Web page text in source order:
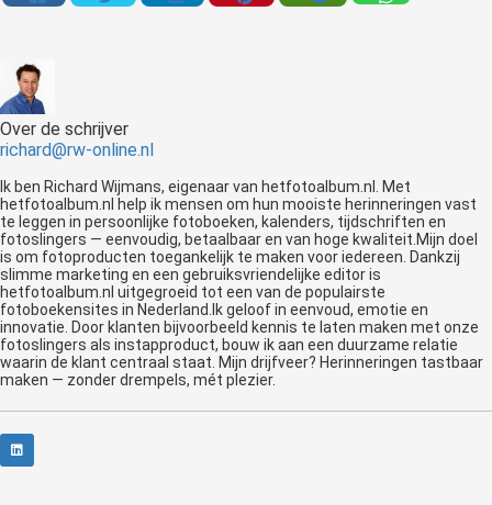
Over de schrijver
richard@rw-online.nl
Ik ben Richard Wijmans, eigenaar van hetfotoalbum.nl. Met
hetfotoalbum.nl help ik mensen om hun mooiste herinneringen vast
te leggen in persoonlijke fotoboeken, kalenders, tijdschriften en
fotoslingers — eenvoudig, betaalbaar en van hoge kwaliteit.Mijn doel
is om fotoproducten toegankelijk te maken voor iedereen. Dankzij
slimme marketing en een gebruiksvriendelijke editor is
hetfotoalbum.nl uitgegroeid tot een van de populairste
fotoboekensites in Nederland.Ik geloof in eenvoud, emotie en
innovatie. Door klanten bijvoorbeeld kennis te laten maken met onze
fotoslingers als instapproduct, bouw ik aan een duurzame relatie
waarin de klant centraal staat. Mijn drijfveer? Herinneringen tastbaar
maken — zonder drempels, mét plezier.